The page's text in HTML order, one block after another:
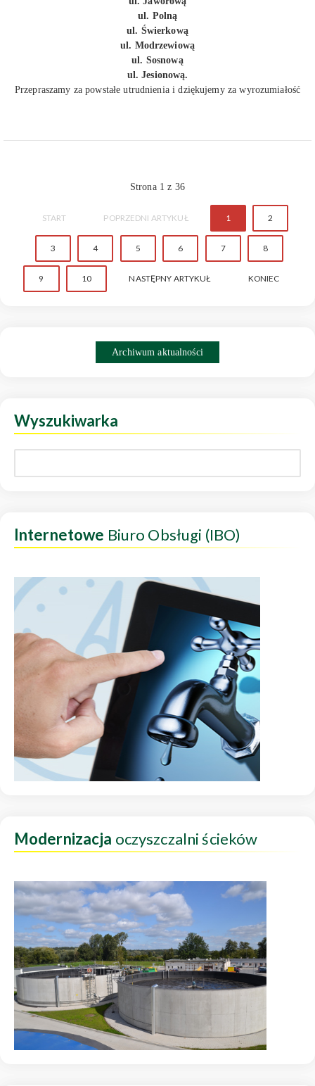
ul. Polną
ul. Świerkową
ul. Modrzewiową
ul. Sosnową
ul. Jesionową.
Przepraszamy za powstałe utrudnienia i dziękujemy za wyrozumiałość
Strona 1 z 36
START POPRZEDNI ARTYKUŁ 1 2
3 4 5 6 7 8
9 10 NASTĘPNY ARTYKUŁ KONIEC
Archiwum aktualności
Wyszukiwarka
Internetowe Biuro Obsługi (IBO)
Modernizacja oczyszczalni ścieków